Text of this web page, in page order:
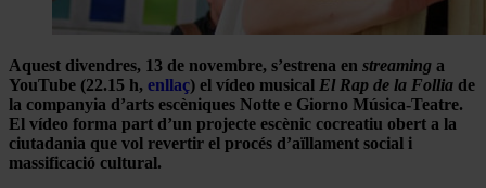
Aquest divendres, 13 de novembre, s’estrena en streaming a
YouTube (22.15 h, enllaç) el vídeo musical El Rap de la Follia de
la companyia d’arts escèniques Notte e Giorno Música-Teatre.
El vídeo forma part d’un projecte escènic cocreatiu obert a la
ciutadania que vol revertir el procés d’aïllament social i
massificació cultural.